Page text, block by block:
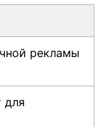
рекламы
для